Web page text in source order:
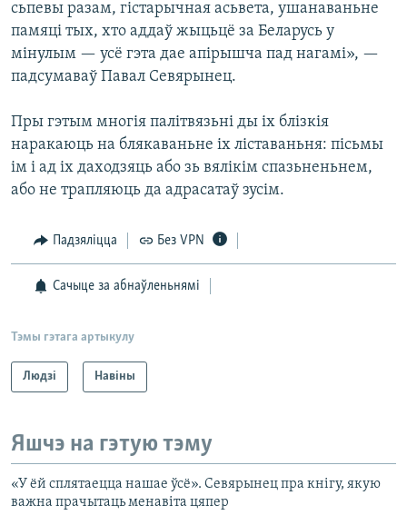
сьпевы разам, гістарычная асьвета, ушанаваньне
памяці тых, хто аддаў жыцьцё за Беларусь у
мінулым — усё гэта дае апірышча пад нагамі», —
падсумаваў Павал Севярынец.
Пры гэтым многія палітвязьні ды іх блізкія
наракаюць на блякаваньне іх ліставаньня: пісьмы
ім і ад іх даходзяць або зь вялікім спазьненьнем,
або не трапляюць да адрасатаў зусім.
Падзяліцца Без VPN
Сачыце за абнаўленьнямі
Тэмы гэтага артыкулу
Людзі Навіны
Яшчэ на гэтую тэму
«У ёй сплятаецца нашае ўсё». Севярынец пра кнігу, якую
важна прачытаць менавіта цяпер